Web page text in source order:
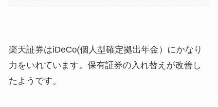
楽天証券はiDeCo(個人型確定拠出年金）にかなり
力をいれています。保有証券の入れ替えが改善し
たようです。